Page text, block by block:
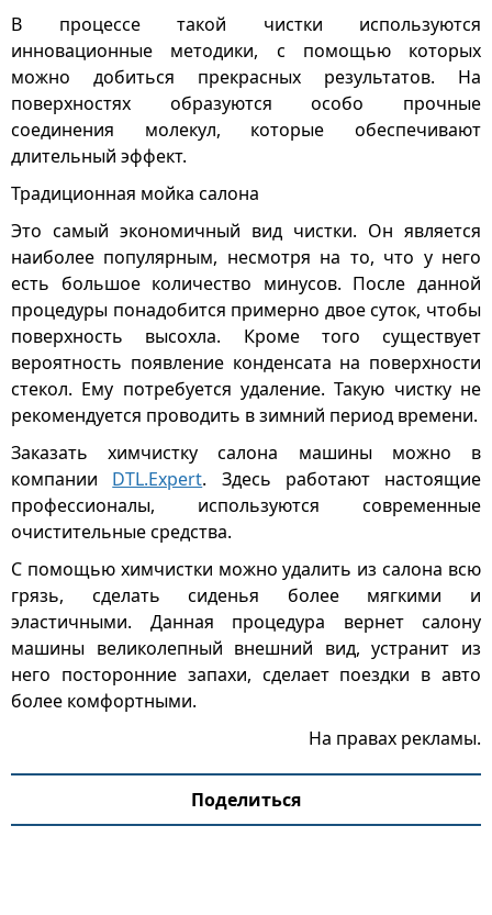
В процессе такой чистки используются
инновационные методики, с помощью которых
можно добиться прекрасных результатов. На
поверхностях образуются особо прочные
соединения молекул, которые обеспечивают
длительный эффект.
Традиционная мойка салона
Это самый экономичный вид чистки. Он является
наиболее популярным, несмотря на то, что у него
есть большое количество минусов. После данной
процедуры понадобится примерно двое суток, чтобы
поверхность высохла. Кроме того существует
вероятность появление конденсата на поверхности
стекол. Ему потребуется удаление. Такую чистку не
рекомендуется проводить в зимний период времени.
Заказать химчистку салона машины можно в
компании DTL.Expert. Здесь работают настоящие
профессионалы, используются современные
очистительные средства.
С помощью химчистки можно удалить из салона всю
грязь, сделать сиденья более мягкими и
эластичными. Данная процедура вернет салону
машины великолепный внешний вид, устранит из
него посторонние запахи, сделает поездки в авто
более комфортными.
На правах рекламы.
Поделиться